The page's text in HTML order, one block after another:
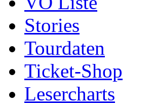
Stories
Tourdaten
Ticket-Shop
Lesercharts